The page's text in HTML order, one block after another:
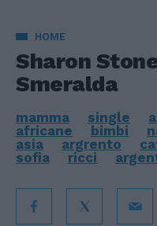
HOME
Sharon
Smeralda
mamma single
africane
bimbi
asia
argrento
sofia
ricci